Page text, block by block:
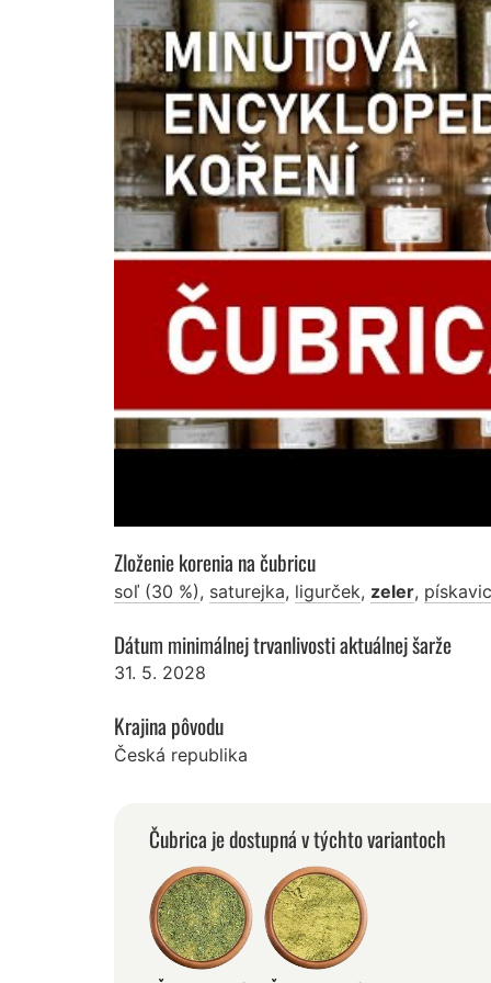
Zloženie korenia na čubricu
soľ (30 %), saturejka, ligurček, zeler,
Dátum minimálnej trvanlivosti aktuálnej šarže
31. 5. 2028
Krajina pôvodu
Česká republika
Čubrica je dostupná v týchto variantoch